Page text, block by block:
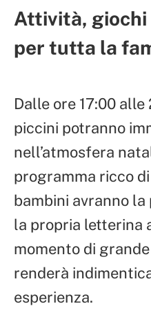
Attività, giochi
per tutta la
Dalle ore 17:00 alle
piccini potranno
nell’atmosfera
programma ricco
bambini avranno
la propria letterina
momento di
renderà
esperienza.